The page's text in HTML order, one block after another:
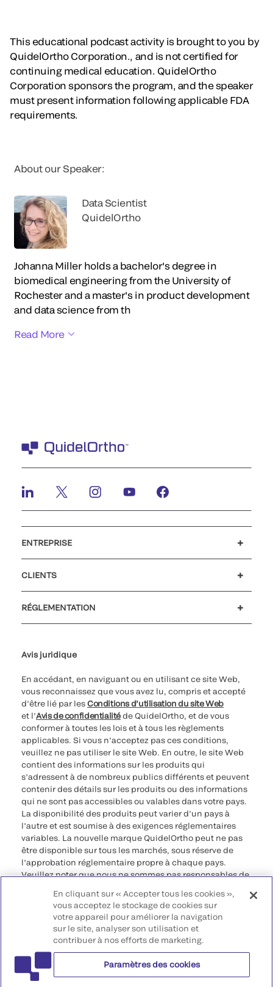
This educational podcast activity is brought to you by
QuidelOrtho Corporation., and is not certified for
continuing medical education. QuidelOrtho
Corporation sponsors the program, and the speaker
must present information following applicable FDA
requirements.
About our Speaker:
Data Scientist
QuidelOrtho
Johanna Miller holds a bachelor's degree in
biomedical engineering from the University of
Rochester and a master's in product development
and data science from th
Read More
ENTREPRISE
CLIENTS
RÉGLEMENTATION
Avis juridique
En accédant, en naviguant ou en utilisant ce site Web,
vous reconnaissez que vous avez lu, compris et accepté
d’être lié par lesConditions d’utilisation du site Web
et l’Avis de confidentialitéde QuidelOrtho, et de vous
conformer à toutes les lois et à tous les règlements
applicables. Si vous n’acceptez pas ces conditions,
veuillez ne pas utiliser le site Web. En outre, le site Web
contient des informations sur les produits qui
s’adressent à de nombreux publics différents et peuvent
contenir des détails sur les produits ou des informations
qui ne sont pas accessibles ou valables dans votre pays.
La disponibilité des produits peut varier d’un pays à
l’autre et est soumise à des exigences réglementaires
variables. La nouvelle marque QuidelOrtho peut ne pas
être disponible sur tous les marchés, sous réserve de
l’approbation réglementaire propre à chaque pays.
Veuillez noter que nous ne sommes pas responsables de
conformes à une procédure légale, à une
réglementation, à un enregistrement ou à un usage dans
votre pays d’origine.
©2026 QuidelOrtho Corporation. Tous droits réservés.
QuidelOrtho Corporation
9975 Summers Ridge Road, San Diego, CA 92121, USA
En cliquant sur « Accepter tous les cookies »,
vous acceptez le stockage de cookies sur
votre appareil pour améliorer la navigation
sur le site, analyser son utilisation et
contribuer à nos efforts de marketing.
Paramètres des cookies